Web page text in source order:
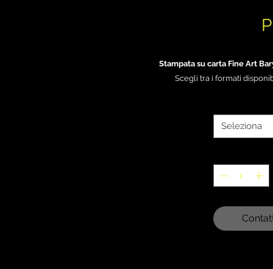
Stampata su carta Fine Art
Scegli tra i formati
Seleziona